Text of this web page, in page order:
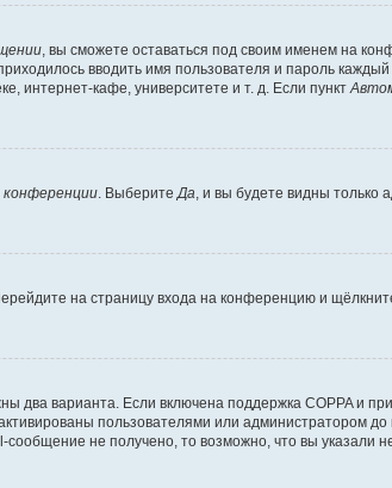
, вы сможете оставаться под своим именем на
вводить имя пользователя и пароль
интернет-кафе, университете и т. д. Если пункт
. ВыберитеДа, и вы будете видны только
на страницу входа на конференцию и
два варианта. Если включена поддержка COPPA и
пользователями или администратором
не получено, то возможно, что вы